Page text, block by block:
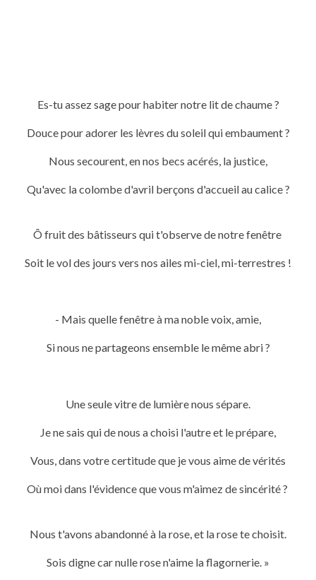
Es-tu assez sage pour habiter notre lit de chaume ?
Douce pour adorer les lèvres du soleil qui embaument ?
Nous secourent, en nos becs acérés, la justice,
Qu'avec la colombe d'avril berçons d'accueil au calice ?
Ô fruit des bâtisseurs qui t'observe de notre fenêtre
Soit le vol des jours vers nos ailes mi-ciel, mi-terrestres !
- Mais quelle fenêtre à ma noble voix, amie,
Si nous ne partageons ensemble le même abri ?
Une seule vitre de lumière nous sépare.
Je ne sais qui de nous a choisi l'autre et le prépare,
Vous, dans votre certitude que je vous aime de vérités
Où moi dans l'évidence que vous m'aimez de sincérité ?
Nous t'avons abandonné à la rose, et la rose te choisit.
Sois digne car nulle rose n'aime la flagornerie. »